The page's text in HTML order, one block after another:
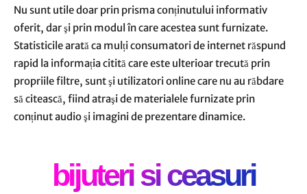
Nu sunt utile doar prin prisma conținutului informativ
oferit, dar şi prin modul în care acestea sunt furnizate.
Statisticile arată ca mulți consumatori de internet răspund
rapid la informația citită care este ulterioar trecută prin
propriile filtre, sunt şi utilizatori online care nu au răbdare
să citească, fiind atraşi de materialele furnizate prin
conținut audio şi imagini de prezentare dinamice.
bijuteri si ceasuri